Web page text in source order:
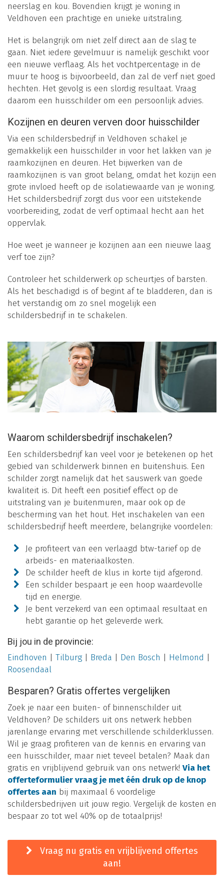
neerslag en kou. Bovendien krijgt je woning in
Veldhoven een prachtige en unieke uitstraling.
Het is belangrijk om niet zelf direct aan de slag te
gaan. Niet iedere gevelmuur is namelijk geschikt voor
een nieuwe verflaag. Als het vochtpercentage in de
muur te hoog is bijvoorbeeld, dan zal de verf niet goed
hechten. Het gevolg is een slordig resultaat. Vraag
daarom een huisschilder om een persoonlijk advies.
Kozijnen en deuren verven door huisschilder
Via een schildersbedrijf in Veldhoven schakel je
gemakkelijk een huisschilder in voor het lakken van je
raamkozijnen en deuren. Het bijwerken van de
raamkozijnen is van groot belang, omdat het kozijn een
grote invloed heeft op de isolatiewaarde van je woning.
Het schildersbedrijf zorgt dus voor een uitstekende
voorbereiding, zodat de verf optimaal hecht aan het
oppervlak.
Hoe weet je wanneer je kozijnen aan een nieuwe laag
verf toe zijn?
Controleer het schilderwerk op scheurtjes of barsten.
Als het beschadigd is of begint af te bladderen, dan is
het verstandig om zo snel mogelijk een
schildersbedrijf in te schakelen.
Waarom schildersbedrijf inschakelen?
Een schildersbedrijf kan veel voor je betekenen op het
gebied van schilderwerk binnen en buitenshuis. Een
schilder zorgt namelijk dat het sauswerk van goede
kwaliteit is. Dit heeft een positief effect op de
uitstraling van je buitenmuren, maar ook op de
bescherming van het hout. Het inschakelen van een
schildersbedrijf heeft meerdere, belangrijke voordelen:
Je profiteert van een verlaagd btw-tarief op de
arbeids- en materiaalkosten.
De schilder heeft de klus in korte tijd afgerond.
Een schilder bespaart je een hoop waardevolle
tijd en energie.
Je bent verzekerd van een optimaal resultaat en
hebt garantie op het geleverde werk.
Bij jou in de provincie:
Eindhoven Tilburg Breda Den Bosch Helmond
Roosendaal
Besparen? Gratis offertes vergelijken
Zoek je naar een buiten- of binnenschilder uit
Veldhoven? De schilders uit ons netwerk hebben
jarenlange ervaring met verschillende schilderklussen.
Wil je graag profiteren van de kennis en ervaring van
een huisschilder, maar niet teveel betalen? Maak dan
gratis en vrijblijvend gebruik van ons netwerk! Via het
offerteformulier vraag je met één druk op de knop
offertes aan bij maximaal 6 voordelige
schildersbedrijven uit jouw regio. Vergelijk de kosten en
bespaar zo tot wel 40% op de totaalprijs!
Vraag nu gratis en vrijblijvend offertes
aan!